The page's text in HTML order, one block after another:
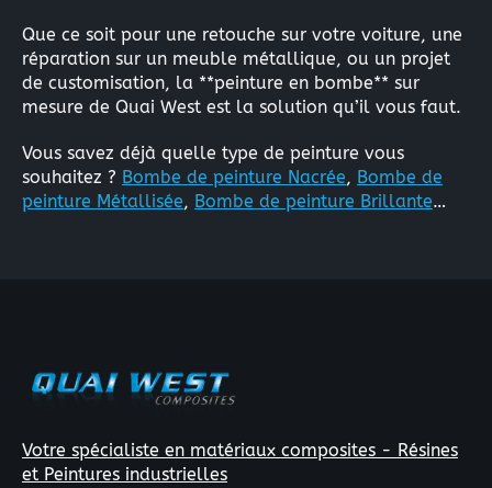
Que ce soit pour une retouche sur votre voiture, une
réparation sur un meuble métallique, ou un projet
de customisation, la **peinture en bombe** sur
mesure de Quai West est la solution qu’il vous faut.
Vous savez déjà quelle type de peinture vous
souhaitez ? Bombe de peinture Nacrée, Bombe de
peinture Métallisée, Bombe de peinture Brillante…
Votre spécialiste en matériaux composites - Résines
et Peintures industrielles